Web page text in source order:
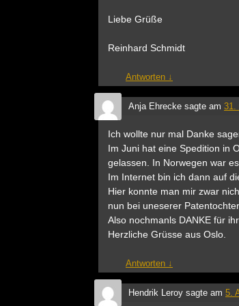
Liebe Grüße
Reinhard Schmidt
Antworten ↓
Anja Ehrecke sagte am 31.
Ich wollte nur mal Danke
Im Juni hat eine Spedition in
gelassen. In Norwegen war
Im Internet bin ich dann auf
Hier konnte man mir zwar
nun bei uneserer
Also nochmanls DANKE für
Herzliche Grüsse aus Oslo.
Antworten ↓
Hendrik Leroy sagte am 5.